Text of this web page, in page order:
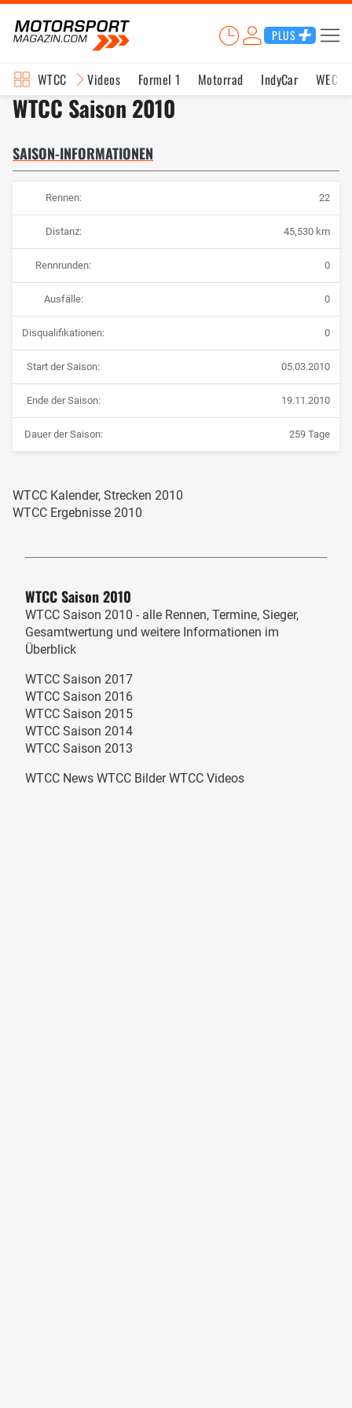
PLUS
WTCC Videos Formel 1 Motorrad IndyCar WEC
WTCC Saison 2010
SAISON-INFORMATIONEN
Rennen: 22
Distanz: 45,530 km
Rennrunden: 0
Ausfälle: 0
Disqualifikationen: 0
Start der Saison: 05.03.2010
Ende der Saison: 19.11.2010
Dauer der Saison: 259 Tage
WTCC Kalender, Strecken 2010
WTCC Ergebnisse 2010
WTCC Saison 2010
WTCC Saison 2010 - alle Rennen, Termine, Sieger,
Gesamtwertung und weitere Informationen im
Überblick
WTCC Saison 2017
WTCC Saison 2016
WTCC Saison 2015
WTCC Saison 2014
WTCC Saison 2013
WTCC News WTCC Bilder WTCC Videos